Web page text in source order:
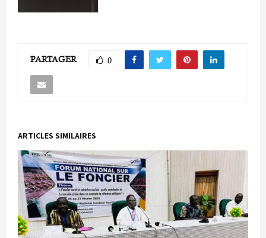
PARTAGER 0
ARTICLES SIMILAIRES